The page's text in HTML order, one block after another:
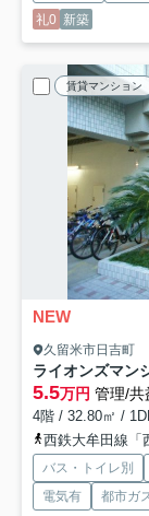
礼0 新築
賃貸マンション
NEW
久留米市日吉町
5.5万円 管理/共
4階 / 32.80㎡ /
西鉄大牟田線「
バス・トイレ別
電気有
都市ガ